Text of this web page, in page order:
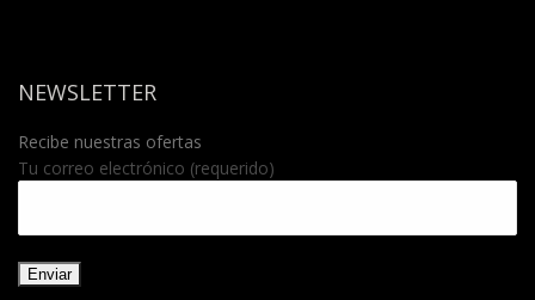
NEWSLETTER
Recibe nuestras ofertas
Tu correo electrónico (requerido)